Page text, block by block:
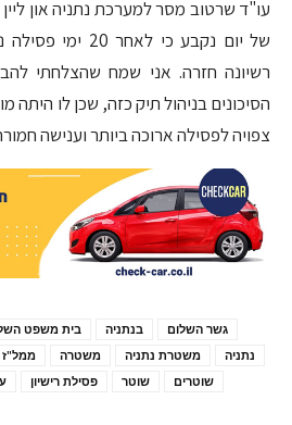
עו"ד שרטוב מסר למערכת נתניה און ליין
של יום נקבע כי
רשיונה חזרה. אני שמח שהצלחתי
הסיכונים בניהול תיק כזה, שכן לו היתה
צפויה לפסילה ארוכה ביותר וענישה
בית משפט בנתניה
גשר השלום
ממל"ז משטרה משטרת נתניה
נתניה
פסילת רישיון שוטר
שוטרים